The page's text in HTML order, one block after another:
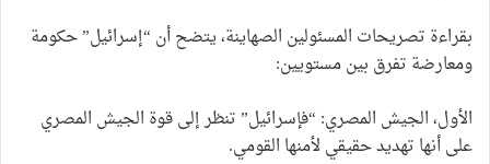
بقراءة تصريحات المسئولين الصهاينة، يتضح أن “إسرائيل” حكومة
ومعارضة تفرق بين مستويين:
الأول، الجيش المصري: “فإسرائيل” تنظر إلى قوة الجيش المصري
على أنها تهديد حقيقي لأمنها القومي.